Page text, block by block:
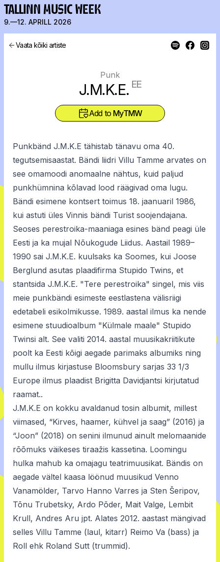
TALLINN MUSIC WEEK
9.—12. APRILL 2026
Vaata kõiki artiste
Punk
J.M.K.E. EE
Add to MyTMW
Punkbänd J.M.K.E tähistab tänavu oma 40.
tegutsemisaastat. Bändi liidri Villu Tamme arvates on
see omamoodi anomaalne nähtus, kuid paljud
punkhümnina kõlavad lood räägivad oma lugu.
Bändi esimene kontsert toimus 18. jaanuaril 1986,
kui astuti üles Vinnis bändi Turist soojendajana.
Seoses perestroika-maaniaga esines bänd peagi üle
Eesti ja ka mujal Nõukogude Liidus. Aastail 1989–
1990 sai J.M.K.E. kuulsaks ka Soomes, kui Joose
Berglund asutas plaadifirma Stupido Twins, et
stantsida J.M.K.E. "Tere perestroika" singel, mis viis
meie punkbändi esimeste eestlastena välisriigi
edetabeli esikolmikusse. 1989. aastal ilmus ka nende
esimene stuudioalbum "Külmale maale" Stupido
Twinsi alt. See valiti 2014. aastal muusikakriitikute
poolt ka Eesti kõigi aegade parimaks albumiks ning
mullu ilmus kirjastuse Bloomsbury sarjas 33 1/3
Europe ilmus plaadist Brigitta Davidjantsi kirjutatud
raamat..
J.M.K.E on kokku avaldanud tosin albumit, millest
viimased, “Kirves, haamer, kühvel ja saag” (2016) ja
“Joon” (2018) on senini ilmunud ainult melomaanide
rõõmuks väikeses tiraažis kassetina. Loomingu
hulka mahub ka omajagu teatrimuusikat. Bändis on
aegade vältel kaasa löönud muusikud Venno
Vanamölder, Tarvo Hanno Varres ja Sten Šeripov,
Tõnu Trubetsky, Ardo Põder, Mait Valge, Lembit
Krull, Andres Aru jpt. Alates 2012. aastast mängivad
selles Villu Tamme (laul, kitarr) Reimo Va (bass) ja
Roll ehk Roland Sutt (trummid).